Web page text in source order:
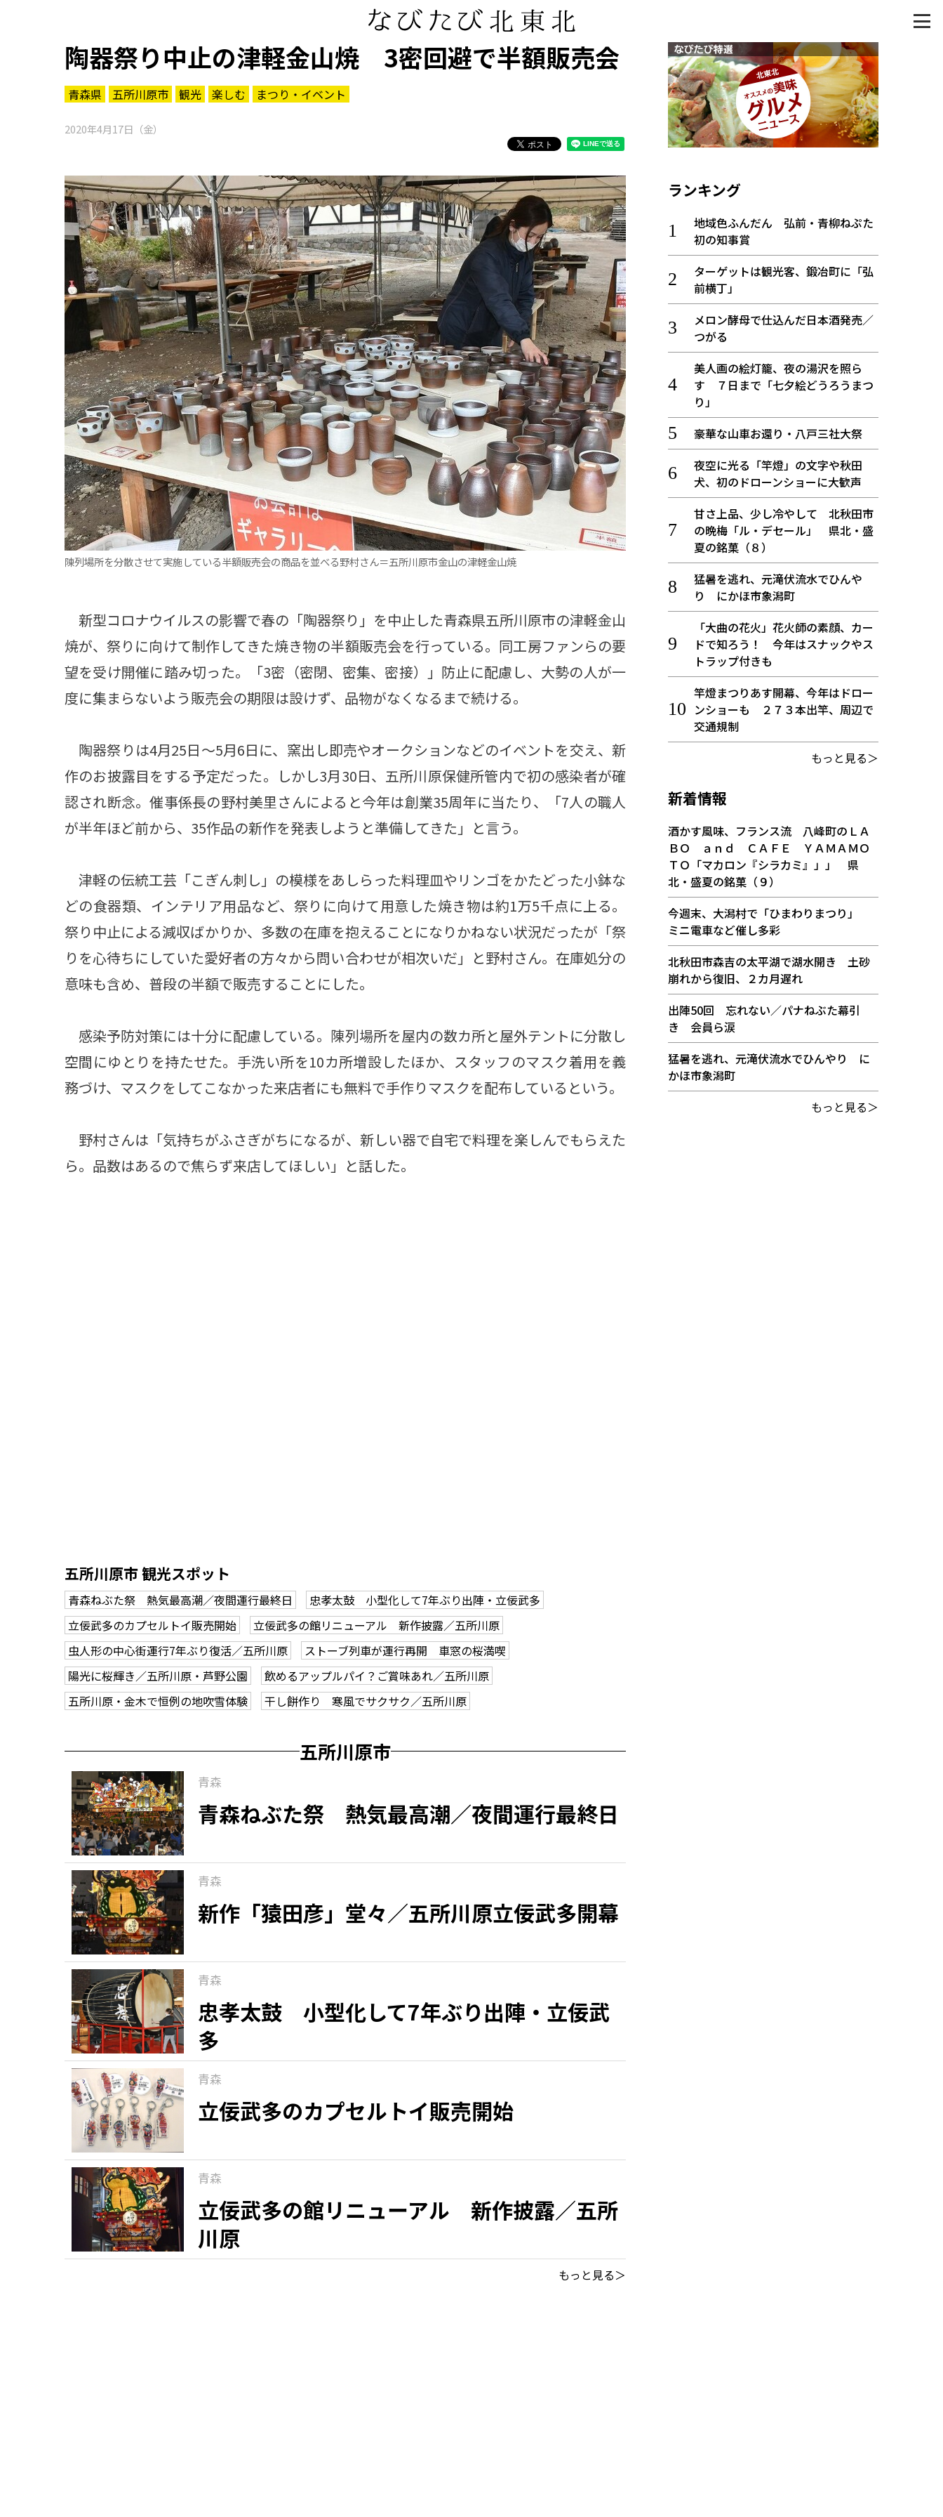
陶器祭り中止の津軽金山焼 3密回避で半額販売会
青森県 五所川原市 観光 楽しむ まつり・イベント
2020年4月17日（金）
陳列場所を分散させて実施している半額販売会の商品を並べる野村さん＝五所川原市金山の津軽金山焼
新型コロナウイルスの影響で春の「陶器祭り」を中止した青森県五所川原市の津軽金山
焼が、祭りに向けて制作してきた焼き物の半額販売会を行っている。同工房ファンらの要
望を受け開催に踏み切った。「3密（密閉、密集、密接）」防止に配慮し、大勢の人が一
度に集まらないよう販売会の期限は設けず、品物がなくなるまで続ける。
陶器祭りは4月25日～5月6日に、窯出し即売やオークションなどのイベントを交え、新
作のお披露目をする予定だった。しかし3月30日、五所川原保健所管内で初の感染者が確
認され断念。催事係長の野村美里さんによると今年は創業35周年に当たり、「7人の職人
が半年ほど前から、35作品の新作を発表しようと準備してきた」と言う。
津軽の伝統工芸「こぎん刺し」の模様をあしらった料理皿やリンゴをかたどった小鉢な
どの食器類、インテリア用品など、祭りに向けて用意した焼き物は約1万5千点に上る。
祭り中止による減収ばかりか、多数の在庫を抱えることになりかねない状況だったが「祭
りを心待ちにしていた愛好者の方々から問い合わせが相次いだ」と野村さん。在庫処分の
意味も含め、普段の半額で販売することにした。
感染予防対策には十分に配慮している。陳列場所を屋内の数カ所と屋外テントに分散し
空間にゆとりを持たせた。手洗い所を10カ所増設したほか、スタッフのマスク着用を義
務づけ、マスクをしてこなかった来店者にも無料で手作りマスクを配布しているという。
野村さんは「気持ちがふさぎがちになるが、新しい器で自宅で料理を楽しんでもらえた
ら。品数はあるので焦らず来店してほしい」と話した。
五所川原市 観光スポット
青森ねぶた祭 熱気最高潮／夜間運行最終日
忠孝太鼓 小型化して7年ぶり出陣・立佞武多
立佞武多のカプセルトイ販売開始
立佞武多の館リニューアル 新作披露／五所川原
虫人形の中心街運行7年ぶり復活／五所川原
ストーブ列車が運行再開 車窓の桜満喫
陽光に桜輝き／五所川原・芦野公園
飲めるアップルパイ？ご賞味あれ／五所川原
五所川原・金木で恒例の地吹雪体験
干し餅作り 寒風でサクサク／五所川原
五所川原市
青森
青森ねぶた祭 熱気最高潮／夜間運行最終日
青森
新作「猿田彦」堂々／五所川原立佞武多開幕
青森
忠孝太鼓 小型化して7年ぶり出陣・立佞武
多
青森
立佞武多のカプセルトイ販売開始
青森
立佞武多の館リニューアル 新作披露／五所
川原
もっと見る＞
ランキング
地域色ふんだん 弘前・青柳ねぷた
初の知事賞
ターゲットは観光客、鍛冶町に「弘
前横丁」
メロン酵母で仕込んだ日本酒発売／
つがる
美人画の絵灯籠、夜の湯沢を照ら
す ７日まで「七夕絵どうろうまつ
り」
豪華な山車お還り・八戸三社大祭
夜空に光る「竿燈」の文字や秋田
犬、初のドローンショーに大歓声
甘さ上品、少し冷やして 北秋田市
の晩梅「ル・デセール」 県北・盛
夏の銘菓（８）
猛暑を逃れ、元滝伏流水でひんや
り にかほ市象潟町
「大曲の花火」花火師の素顔、カー
ドで知ろう！ 今年はスナックやス
トラップ付きも
竿燈まつりあす開幕、今年はドロー
ンショーも ２７３本出竿、周辺で
交通規制
もっと見る＞
新着情報
酒かす風味、フランス流 八峰町のＬＡ
ＢＯ ａｎｄ ＣＡＦＥ ＹＡＭＡＭＯ
ＴＯ「マカロン『シラカミ』」」 県
北・盛夏の銘菓（９）
今週末、大潟村で「ひまわりまつり」
ミニ電車など催し多彩
北秋田市森吉の太平湖で湖水開き 土砂
崩れから復旧、２カ月遅れ
出陣50回 忘れない／パナねぶた幕引
き 会員ら涙
猛暑を逃れ、元滝伏流水でひんやり に
かほ市象潟町
もっと見る＞
パワースポット
まつり・イベント
おみやげ・特産
道の駅・産直
アウトドア・レジャー
ご当地グルメ